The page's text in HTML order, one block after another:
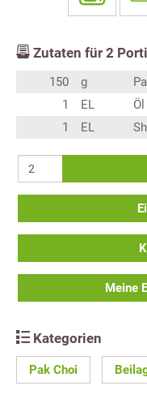
Zutaten für 2
150 g
1
EL
Öl
1
EL
Meine
Kategorien
Pak Choi